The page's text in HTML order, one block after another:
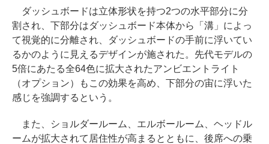
ダッシュボードは立体形状を持つ2つの水平部分に分
割され、下部分はダッシュボード本体から「溝」によっ
て視覚的に分離され、ダッシュボードの手前に浮いてい
るかのように見えるデザインが施された。先代モデルの
5倍にあたる全64色に拡大されたアンビエントライト
（オプション）もこの効果を高め、下部分の宙に浮いた
感じを強調するという。
また、ショルダールーム、エルボールーム、ヘッドル
ームが拡大されて居住性が高まるとともに、後席への乗